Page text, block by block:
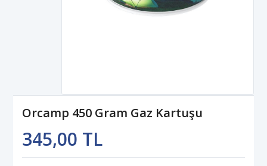
Orcamp 450 Gram Gaz Kartuşu
345,00 TL